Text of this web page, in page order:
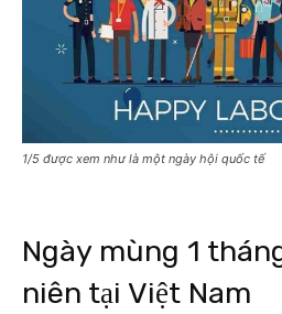
1/5 được xem như là một ngày hội quốc tế
Ngày mùng 1
niên tại Việt Nam